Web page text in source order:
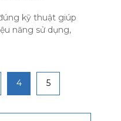
kỹ thuật giúp
năng sử dụng,
4 5